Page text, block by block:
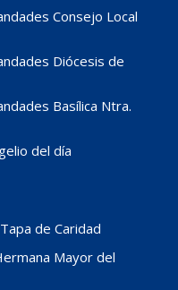
Consejo Local
Diócesis de
Basílica Ntra.
del día
de Caridad
Mayor del